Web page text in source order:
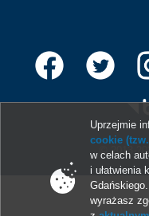
© 2013-
Uprzejmie
cookie
w celach
i ułatwienia
wyrażasz